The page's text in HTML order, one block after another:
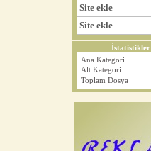
Site ekle
Site ekle
İstatistikler
Ana Kategori
Alt Kategori
Toplam Dosya